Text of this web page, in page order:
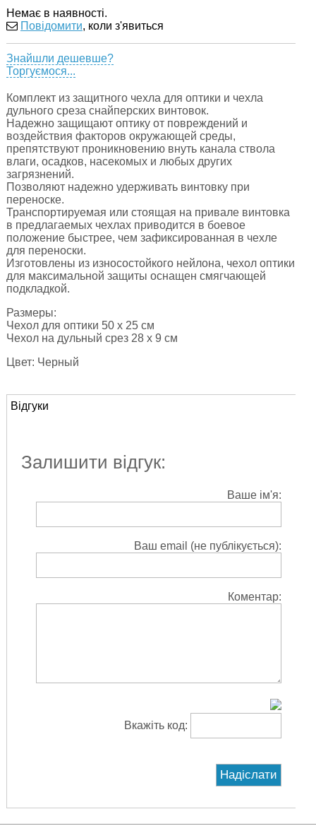
Немає в наявності.
Повідомити, коли з'явиться
Знайшли дешевше?
Торгуємося...
Комплект из защитного чехла для оптики и чехла
дульного среза снайперских винтовок.
Надежно защищают оптику от повреждений и
воздействия факторов окружающей среды,
препятствуют проникновению внуть канала ствола
влаги, осадков, насекомых и любых других
загрязнений.
Позволяют надежно удерживать винтовку при
переноске.
Транспортируемая или стоящая на привале винтовка
в предлагаемых чехлах приводится в боевое
положение быстрее, чем зафиксированная в чехле
для переноски.
Изготовлены из износостойкого нейлона, чехол оптики
для максимальной защиты оснащен смягчающей
подкладкой.
Размеры:
Чехол для оптики 50 х 25 см
Чехол на дульный срез 28 х 9 см
Цвет: Черный
Відгуки
Залишити відгук:
Ваше ім'я:
Ваш email (не публікується):
Коментар:
Вкажіть код: